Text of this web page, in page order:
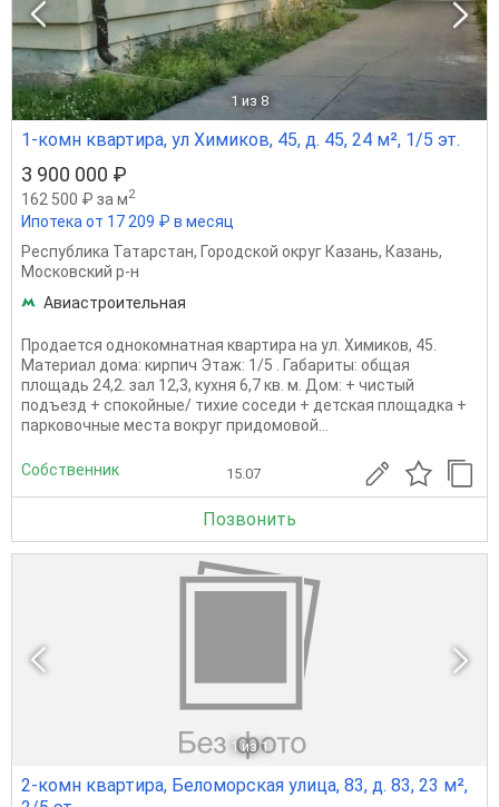
1 из 8
1-комн квартира, ул Химиков, 45, д. 45, 24 м², 1/5 эт.
3 900 000 ₽
162 500 ₽ за м2
Ипотека от 17 209 ₽ в месяц
Республика Татарстан, Городской округ Казань, Казань,
Московский р-н
Авиастроительная
Продается однокомнатная квартира на ул. Химиков, 45.
Материал дома: кирпич Этаж: 1/5 . Габариты: общая
площадь 24,2. зал 12,3, кухня 6,7 кв. м. Дом: + чистый
подъезд + спокойные/ тихие соседи + детская площадка +
парковочные места вокруг придомовой...
Собственник 15.07
Позвонить
1 из 1
2-комн квартира, Беломорская улица, 83, д. 83, 23 м²,